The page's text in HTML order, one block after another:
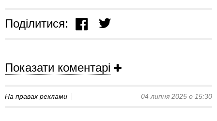
Поділитися:
Показати коментарі
На правах реклами 04 липня 2025 о 15:30